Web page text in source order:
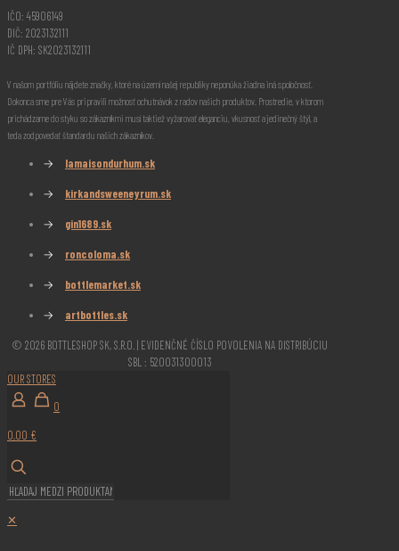
IČO: 45906149
DIČ: 2023132111
IČ DPH: SK2023132111
V našom portfóliu nájdete značky, ktoré na území našej republiky neponúka žiadna iná spoločnosť.
Dokonca sme pre Vás pripravili možnosť ochutnávok z radov našich produktov. Prostredie, v ktorom
prichádzame do styku so zákazníkmi musí taktiež vyžarovať eleganciu, vkusnosť a jedinečný štýl, a
teda zodpovedať štandardu našich zákazníkov.
→ lamaisondurhum.sk
→ kirkandsweeneyrum.sk
→ gin1689.sk
→ roncoloma.sk
→ bottlemarket.sk
→ artbottles.sk
© 2026 BOTTLESHOP SK, S.R.O. | EVIDENČNÉ ČÍSLO POVOLENIA NA DISTRIBÚCIU
SBL : 520031300013
OUR STORES
0
0,00 €
✕